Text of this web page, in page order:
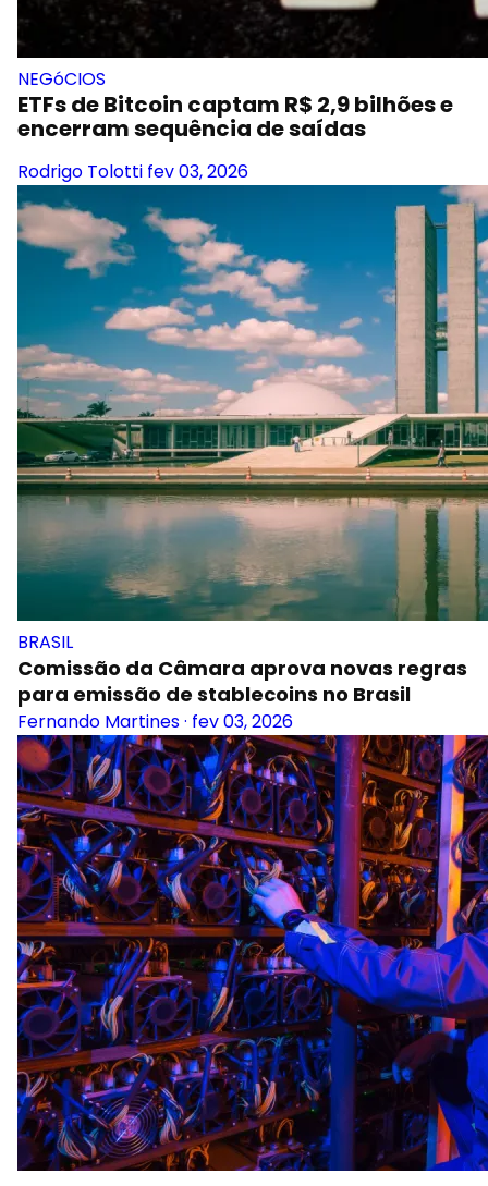
NEGóCIOS
encerram sequência de saídas
Rodrigo Tolottifev 03, 2026
BRASIL
Comissão da Câmara aprova novas regras
para emissão de stablecoins no Brasil
Fernando Martines·fev 03, 2026